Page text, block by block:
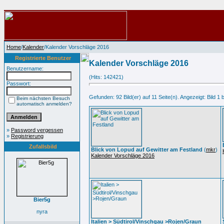
Home/Kalender/Kalender Vorschläge 2016
Registrierte Benutzer
Benutzername:
Passwort:
Beim nächsten Besuch
automatisch anmelden?
» Password vergessen
» Registrierung
Zufallsbild
Bier5g
nyra
Kalender Vorschläge 2016
(Hits: 142421)
Gefunden: 92 Bild(er) auf 11 Seite(n). Angezeigt: Bild 1
Blick von Lopud auf Gewitter am Festland (mkr)
Kalender Vorschläge 2016
Italien > Südtirol/Vinschgau >Rojen/Graun